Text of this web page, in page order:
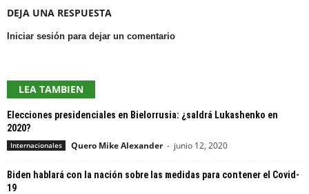
DEJA UNA RESPUESTA
Iniciar sesión para dejar un comentario
LEA TAMBIEN
Elecciones presidenciales en Bielorrusia: ¿saldrá Lukashenko en
2020?
Internacionales Quero Mike Alexander - junio 12, 2020
Biden hablará con la nación sobre las medidas para contener el Covid-
19